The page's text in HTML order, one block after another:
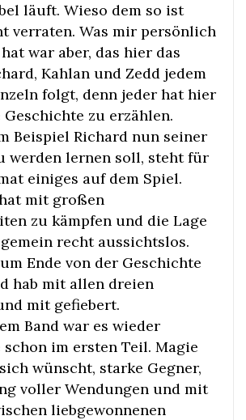
läuft. Wieso dem so ist
verraten. Was mir persönlich
war aber, das hier das
Kahlan und Zedd jedem
folgt, denn jeder hat hier
Geschichte zu erzählen.
Beispiel Richard nun seiner
werden lernen soll, steht für
einiges auf dem Spiel.
mit großen
zu kämpfen und die Lage
recht aussichtslos.
Ende von der Geschichte
hab mit allen dreien
mit gefiebert.
Band war es wieder
schon im ersten Teil. Magie
wünscht, starke Gegner,
voller Wendungen und mit
liebgewonnenen